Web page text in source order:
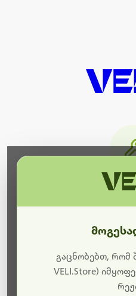
ბოდიშს გიხდით
მიმდინარეობს საიტის
მალე ისევ
გაცნობებთ, რომ
VELI.Store)